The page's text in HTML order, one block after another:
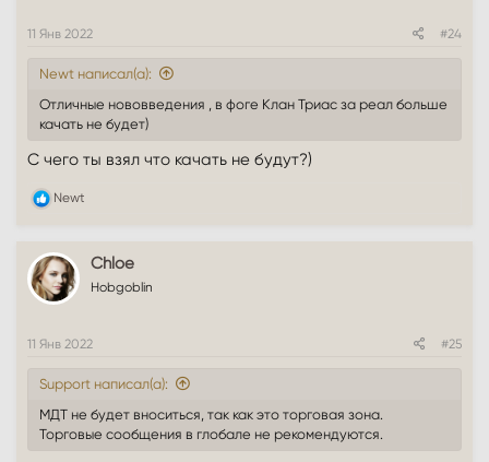
11 Янв 2022 #24
Newt написал(а):
Отличные нововведения , в фоге Клан Триас за реал больше
качать не будет)
С чего ты взял что качать не будут?)
Р
к
ц
и
и
Newt
Chloe
Hobgoblin
11 Янв 2022 #25
Support написал(а):
МДТ не будет вноситься, так как это торговая зона.
Торговые сообщения в глобале не рекомендуются.